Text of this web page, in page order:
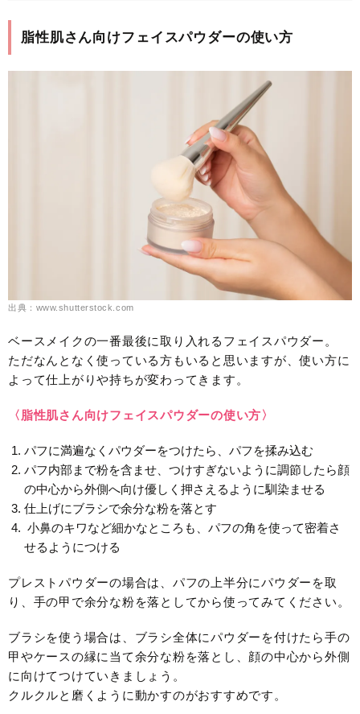
脂性肌さん向けフェイスパウダーの使い方
出典：www.shutterstock.com
ベースメイクの一番最後に取り入れるフェイスパウダー。
ただなんとなく使っている方もいると思いますが、使い方に
よって仕上がりや持ちが変わってきます。
〈脂性肌さん向けフェイスパウダーの使い方〉
パフに満遍なくパウダーをつけたら、パフを揉み込む
パフ内部まで粉を含ませ、つけすぎないように調節したら顔
の中心から外側へ向け優しく押さえるように馴染ませる
仕上げにブラシで余分な粉を落とす
小鼻のキワなど細かなところも、パフの角を使って密着さ
せるようにつける
プレストパウダーの場合は、パフの上半分にパウダーを取
り、手の甲で余分な粉を落としてから使ってみてください。
ブラシを使う場合は、ブラシ全体にパウダーを付けたら手の
甲やケースの縁に当て余分な粉を落とし、顔の中心から外側
に向けてつけていきましょう。
クルクルと磨くように動かすのがおすすめです。